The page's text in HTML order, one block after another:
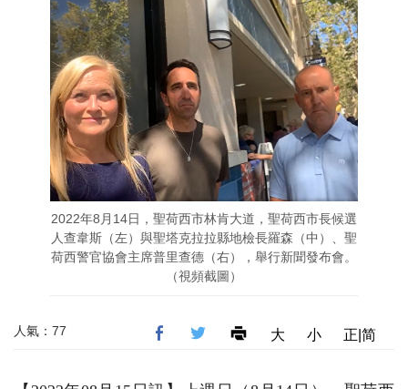
2022年8月14日，聖荷西市林肯大道，聖荷西市長候選
人查韋斯（左）與聖塔克拉拉縣地檢長羅森（中）、聖
荷西警官協會主席普里查德（右），舉行新聞發布會。
（視頻截圖）
人氣：77 大 小 正|简